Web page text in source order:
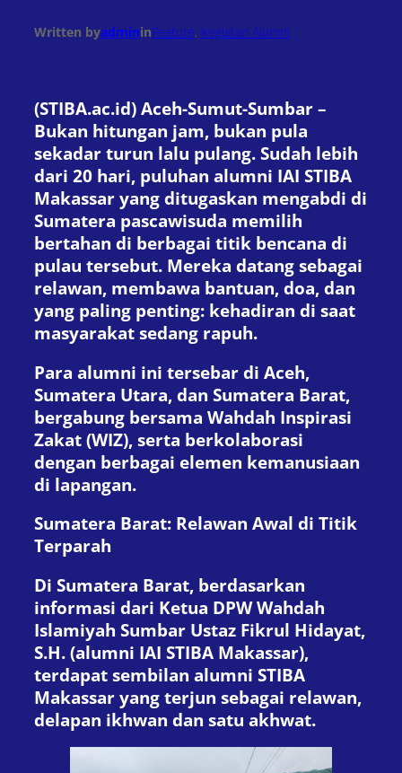
Written byadmininFeature, Kegiatan Alumni
(STIBA.ac.id) Aceh-Sumut-Sumbar –
Bukan hitungan jam, bukan pula
sekadar turun lalu pulang. Sudah lebih
dari 20 hari, puluhan alumni IAI STIBA
Makassar yang ditugaskan mengabdi di
Sumatera pascawisuda memilih
bertahan di berbagai titik bencana di
pulau tersebut. Mereka datang sebagai
relawan, membawa bantuan, doa, dan
yang paling penting: kehadiran di saat
masyarakat sedang rapuh.
Para alumni ini tersebar di Aceh,
Sumatera Utara, dan Sumatera Barat,
bergabung bersama Wahdah Inspirasi
Zakat (WIZ), serta berkolaborasi
dengan berbagai elemen kemanusiaan
di lapangan.
Sumatera Barat: Relawan Awal di Titik
Terparah
Di Sumatera Barat, berdasarkan
informasi dari Ketua DPW Wahdah
Islamiyah Sumbar Ustaz Fikrul Hidayat,
S.H. (alumni IAI STIBA Makassar),
terdapat sembilan alumni STIBA
Makassar yang terjun sebagai relawan,
delapan ikhwan dan satu akhwat.